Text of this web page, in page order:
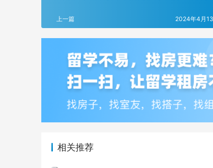
上一篇 2024年4月
相关推荐